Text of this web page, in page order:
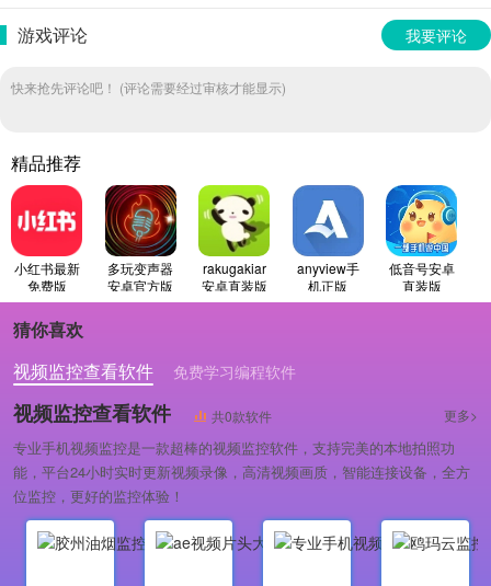
游戏评论 我要评论
快来抢先评论吧！ (评论需要经过审核才能显示)
精品推荐
小红书最新
免费版
多玩变声器
安卓官方版
rakugakiar
安卓直装版
anyview手
机正版
低音号安卓
直装版
猜你喜欢
视频监控查看软件
免费学习编程软件
专业做婚礼策划的软件
视频监控查看软件 共0款软件 更多>
专业手机视频监控是一款超棒的视频监控软件，支持完美的本地拍照功
能，平台24小时实时更新视频录像，高清视频画质，智能连接设备，全方
位监控，更好的监控体验！